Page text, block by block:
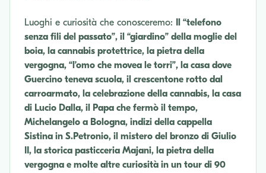
Luoghi e curiosità che conosceremo:
Il “telefono
senza fili del passato”, il “giardino” della moglie del
boia, la cannabis protettrice, la pietra della
vergogna, “l’omo che movea le torri”, la casa dove
Guercino teneva scuola, il crescentone rotto dal
carroarmato, la celebrazione della cannabis, la casa
di Lucio Dalla, il Papa che fermò il tempo,
Michelangelo a Bologna, indizi della cappella
Sistina in S.Petronio, il mistero del bronzo di Giulio
II, la storica pasticceria Majani, la pietra della
vergogna e molte altre curiosità in un tour di 90